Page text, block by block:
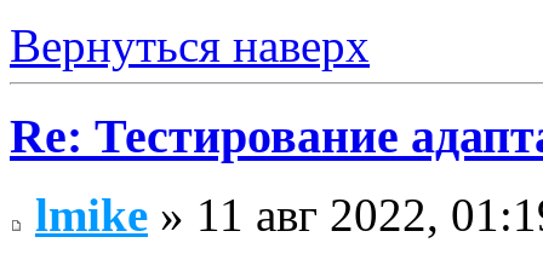
Вернуться наверх
Re: Тестирование
lmike » 11 авг 2022,